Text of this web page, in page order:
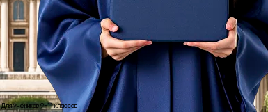
Для учеников 9-11 классов